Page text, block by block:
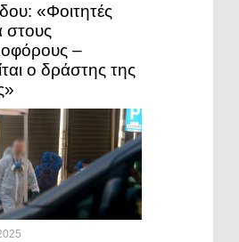
«Φοιτητές
στους
–
ο δράστης της